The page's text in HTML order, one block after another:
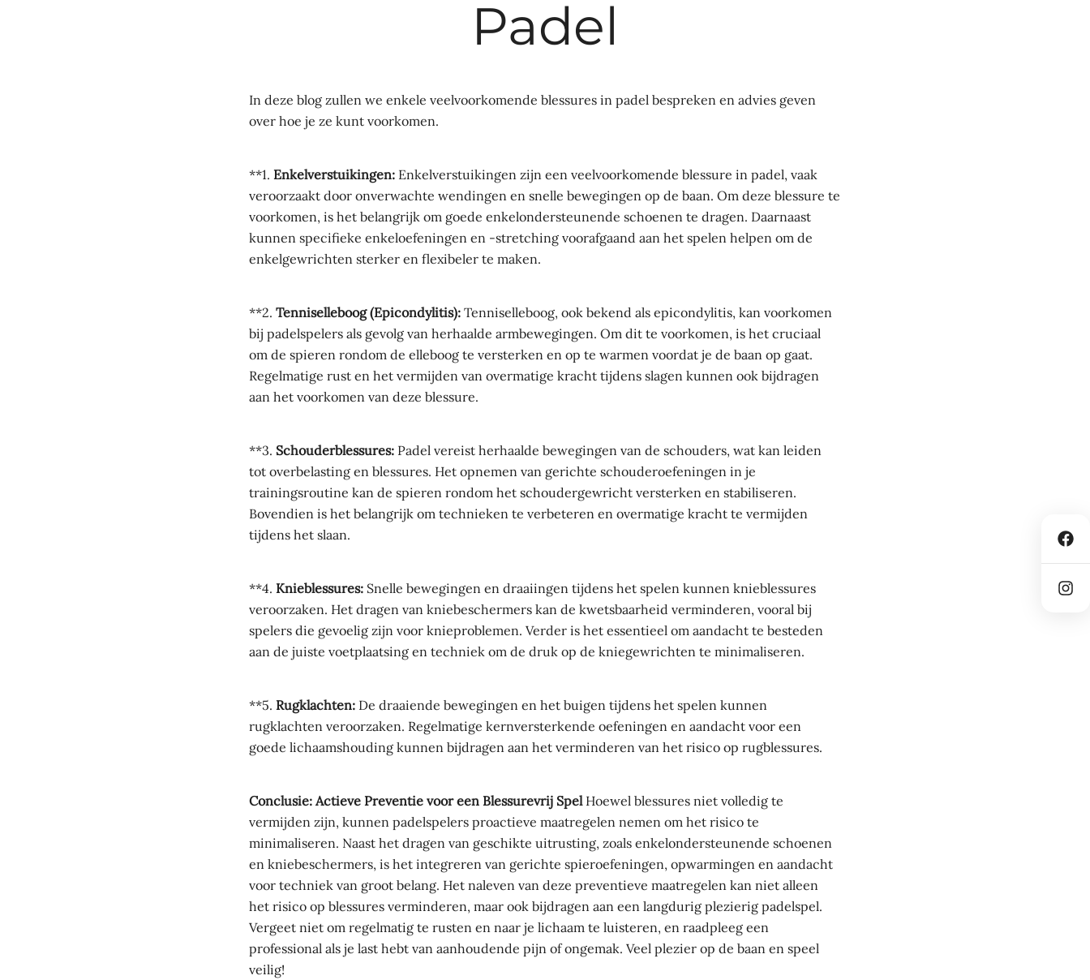
Padel
In deze blog zullen we enkele veelvoorkomende blessures in padel bespreken en advies geven
over hoe je ze kunt voorkomen.
**1. Enkelverstuikingen: Enkelverstuikingen zijn een veelvoorkomende blessure in padel, vaak
veroorzaakt door onverwachte wendingen en snelle bewegingen op de baan. Om deze blessure te
voorkomen, is het belangrijk om goede enkelondersteunende schoenen te dragen. Daarnaast
kunnen specifieke enkeloefeningen en -stretching voorafgaand aan het spelen helpen om de
enkelgewrichten sterker en flexibeler te maken.
**2. Tenniselleboog (Epicondylitis): Tenniselleboog, ook bekend als epicondylitis, kan voorkomen
bij padelspelers als gevolg van herhaalde armbewegingen. Om dit te voorkomen, is het cruciaal
om de spieren rondom de elleboog te versterken en op te warmen voordat je de baan op gaat.
Regelmatige rust en het vermijden van overmatige kracht tijdens slagen kunnen ook bijdragen
aan het voorkomen van deze blessure.
**3. Schouderblessures: Padel vereist herhaalde bewegingen van de schouders, wat kan leiden
tot overbelasting en blessures. Het opnemen van gerichte schouderoefeningen in je
trainingsroutine kan de spieren rondom het schoudergewricht versterken en stabiliseren.
Bovendien is het belangrijk om technieken te verbeteren en overmatige kracht te vermijden
tijdens het slaan.
**4. Knieblessures: Snelle bewegingen en draaiingen tijdens het spelen kunnen knieblessures
veroorzaken. Het dragen van kniebeschermers kan de kwetsbaarheid verminderen, vooral bij
spelers die gevoelig zijn voor knieproblemen. Verder is het essentieel om aandacht te besteden
aan de juiste voetplaatsing en techniek om de druk op de kniegewrichten te minimaliseren.
**5. Rugklachten: De draaiende bewegingen en het buigen tijdens het spelen kunnen
rugklachten veroorzaken. Regelmatige kernversterkende oefeningen en aandacht voor een
goede lichaamshouding kunnen bijdragen aan het verminderen van het risico op rugblessures.
Conclusie: Actieve Preventie voor een Blessurevrij SpelHoewel blessures niet volledig te
vermijden zijn, kunnen padelspelers proactieve maatregelen nemen om het risico te
minimaliseren. Naast het dragen van geschikte uitrusting, zoals enkelondersteunende schoenen
en kniebeschermers, is het integreren van gerichte spieroefeningen, opwarmingen en aandacht
voor techniek van groot belang. Het naleven van deze preventieve maatregelen kan niet alleen
het risico op blessures verminderen, maar ook bijdragen aan een langdurig plezierig padelspel.
Vergeet niet om regelmatig te rusten en naar je lichaam te luisteren, en raadpleeg een
professional als je last hebt van aanhoudende pijn of ongemak. Veel plezier op de baan en speel
veilig!